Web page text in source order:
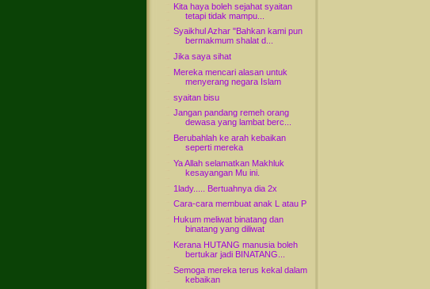
Kita haya boleh sejahat syaitan
tetapi tidak mampu...
Syaikhul Azhar "Bahkan kami pun
bermakmum shalat d...
Jika saya sihat
Mereka mencari alasan untuk
menyerang negara Islam
syaitan bisu
Jangan pandang remeh orang
dewasa yang lambat berc...
Berubahlah ke arah kebaikan
seperti mereka
Ya Allah selamatkan Makhluk
kesayangan Mu ini.
1lady..... Bertuahnya dia 2x
Cara-cara membuat anak L atau P
Hukum meliwat binatang dan
binatang yang diliwat
Kerana HUTANG manusia boleh
bertukar jadi BINATANG...
Semoga mereka terus kekal dalam
kebaikan